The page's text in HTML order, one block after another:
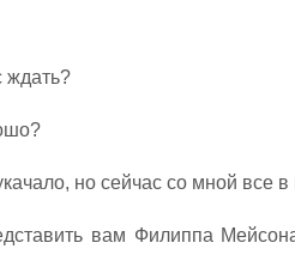
ждать?
но сейчас со мной все в
вам Филиппа